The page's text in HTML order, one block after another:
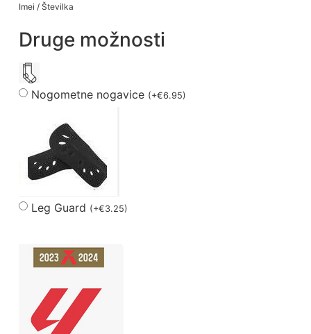
Imei / Številka
Druge možnosti
Nogometne nogavice (+€6.95)
Leg Guard (+€3.25)